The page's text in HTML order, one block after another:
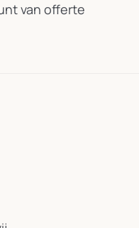
van offerte